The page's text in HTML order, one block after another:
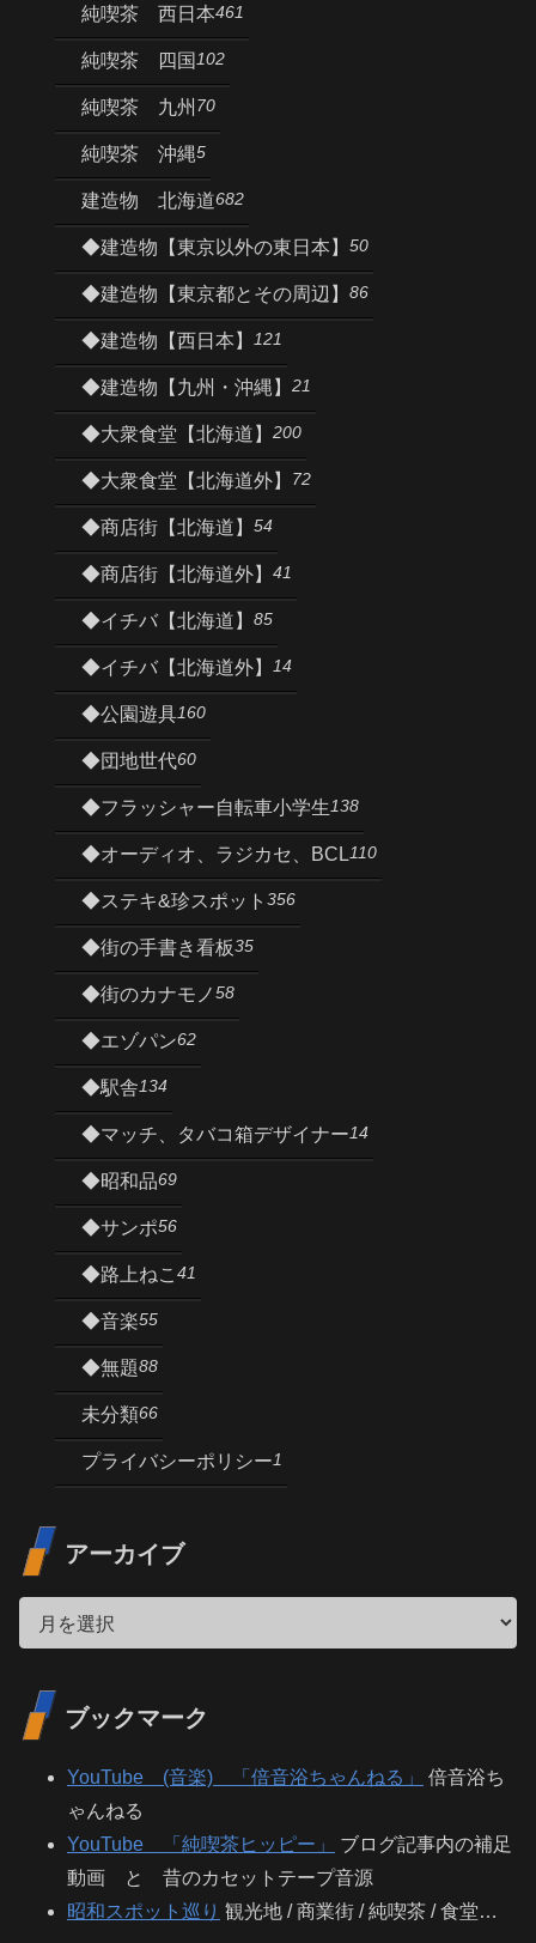
純喫茶 西日本461
純喫茶 四国 102
純喫茶 九州 70
純喫茶 沖縄5
建造物 北海道682
◆建造物【東京以外の東日本】 50
◆建造物【東京都とその周辺】 86
◆建造物【西日本】 121
◆建造物【九州・沖縄】 21
◆大衆食堂【北海道】 200
◆大衆食堂【北海道外】 72
◆商店街【北海道】 54
◆商店街【北海道外】 41
◆イチバ【北海道】 85
◆イチバ【北海道外】 14
◆公園遊具160
◆団地世代60
◆フラッシャー自転車小学生138
◆オーディオ、ラジカセ、BCL110
◆ステキ&珍スポット 356
◆街の手書き看板35
◆街のカナモノ58
◆エゾパン62
◆駅舎134
◆マッチ、タバコ箱デザイナー14
◆昭和品69
◆サンポ56
◆路上ねこ 41
◆音楽55
◆無題88
未分類66
プライバシーポリシー1
アーカイブ
ブックマーク
YouTube (音楽) 「倍音浴ちゃんねる」
倍音浴ち
ゃんねる
YouTube 「純喫茶ヒッピー」
ブログ記事内の補足
動画 と 昔のカセットテープ音源
昭和スポット巡り 観光地 / 商業街 / 純喫茶 / 食堂…